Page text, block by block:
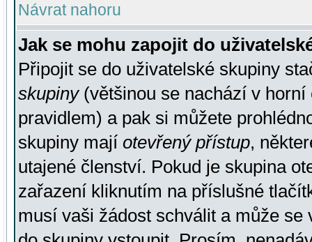
Návrat nahoru
Jak se mohu zapojit do
Připojit se do uživatelské skupiny
skupiny(většinou se nachází v horní
pravidlem) a pak si můžete
skupiny mají otevřený přístup,
utajené členství. Pokud je skupina
zařazení kliknutím na příslušné
musí vaši žádost schválit a může se